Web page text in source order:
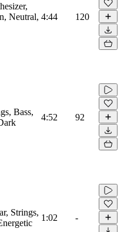
Neutral, 4:44 120
Bass,
4:52 92
Strings,
1:02 -